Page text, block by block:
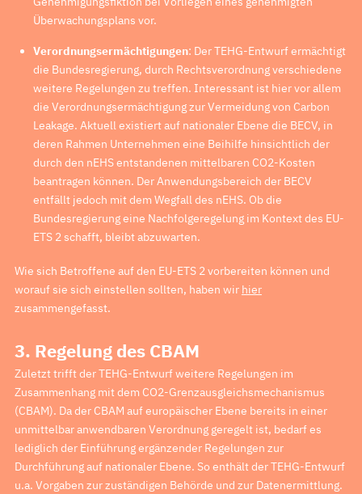
Überwachungsplans vor.
Verordnungsermächtigungen: Der TEHG-Entwurf ermächtigt
die Bundesregierung, durch Rechtsverordnung verschiedene
weitere Regelungen zu treffen. Interessant ist hier vor allem
die Verordnungsermächtigung zur Vermeidung von Carbon
Leakage. Aktuell existiert auf nationaler Ebene die BECV, in
deren Rahmen Unternehmen eine Beihilfe hinsichtlich der
durch den nEHS entstandenen mittelbaren CO2-Kosten
beantragen können. Der Anwendungsbereich der BECV
entfällt jedoch mit dem Wegfall des nEHS. Ob die
Bundesregierung eine Nachfolgeregelung im Kontext des EU-
ETS 2 schafft, bleibt abzuwarten.
Wie sich Betroffene auf den EU-ETS 2 vorbereiten können und
worauf sie sich einstellen sollten, haben wir hier
zusammengefasst.
3. Regelung des CBAM
Zuletzt trifft der TEHG-Entwurf weitere Regelungen im
Zusammenhang mit dem CO2-Grenzausgleichsmechanismus
(CBAM). Da der CBAM auf europäischer Ebene bereits in einer
unmittelbar anwendbaren Verordnung geregelt ist, bedarf es
lediglich der Einführung ergänzender Regelungen zur
Durchführung auf nationaler Ebene. So enthält der TEHG-Entwurf
u.a. Vorgaben zur zuständigen Behörde und zur Datenermittlung.